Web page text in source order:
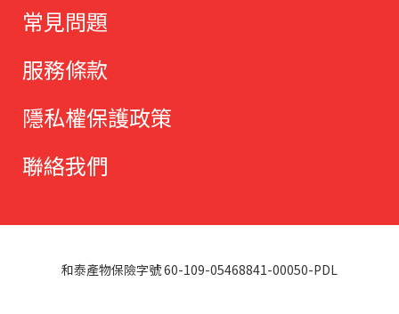
常見問題
服務條款
隱私權保護政策
聯絡我們
和泰產物保險字號 60-109-05468841-00050-PDL